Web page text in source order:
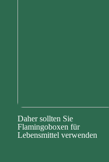
Daher sollten Sie
Flamingoboxen für
Lebensmittel verwenden